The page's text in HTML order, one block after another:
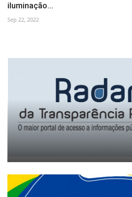
iluminação...
Sep 22, 2022